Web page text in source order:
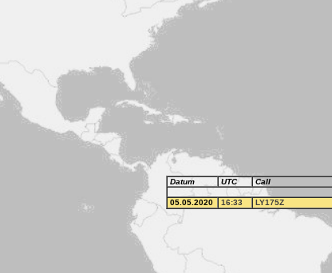
Datum UTC Call
05.05.2020 16:33 LY175Z